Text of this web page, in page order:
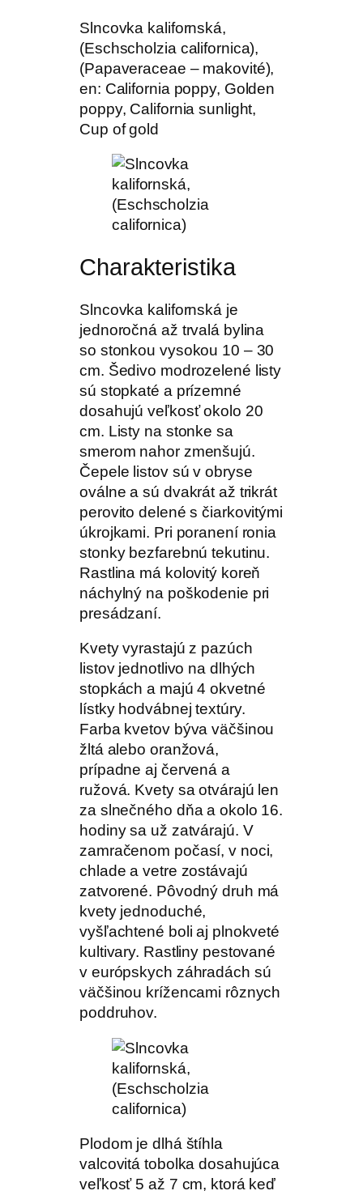
Slncovka kalifornská,
(Eschscholzia californica),
(Papaveraceae – makovité),
en: California poppy, Golden
poppy, California sunlight,
Cup of gold
Charakteristika
Slncovka kalifornská je
jednoročná až trvalá bylina
so stonkou vysokou 10 – 30
cm. Šedivo modrozelené listy
sú stopkaté a prízemné
dosahujú veľkosť okolo 20
cm. Listy na stonke sa
smerom nahor zmenšujú.
Čepele listov sú v obryse
oválne a sú dvakrát až trikrát
perovito delené s čiarkovitými
úkrojkami. Pri poranení ronia
stonky bezfarebnú tekutinu.
Rastlina má kolovitý koreň
náchylný na poškodenie pri
presádzaní.
Kvety vyrastajú z pazúch
listov jednotlivo na dlhých
stopkách a majú 4 okvetné
lístky hodvábnej textúry.
Farba kvetov býva väčšinou
žltá alebo oranžová,
prípadne aj červená a
ružová. Kvety sa otvárajú len
za slnečného dňa a okolo 16.
hodiny sa už zatvárajú. V
zamračenom počasí, v noci,
chlade a vetre zostávajú
zatvorené. Pôvodný druh má
kvety jednoduché,
vyšľachtené boli aj plnokveté
kultivary. Rastliny pestované
v európskych záhradách sú
väčšinou krížencami rôznych
poddruhov.
Plodom je dlhá štíhla
valcovitá tobolka dosahujúca
veľkosť 5 až 7 cm, ktorá keď